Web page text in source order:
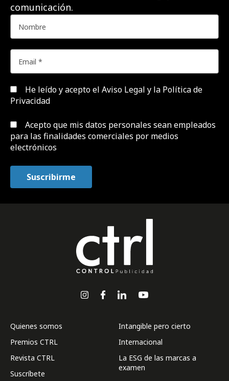
comunicación.
He leído y acepto el Aviso Legal y la Política de
Privacidad
Acepto que mis datos personales sean empleados
para las finalidades comerciales por medios
electrónicos
Quienes somos
Premios CTRL
Revista CTRL
Suscríbete
Intangible pero cierto
Internacional
La ESG de las marcas a
examen